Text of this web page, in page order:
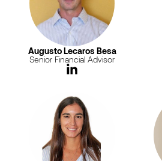
Augusto Lecaros Besa
Senior Financial Advisor